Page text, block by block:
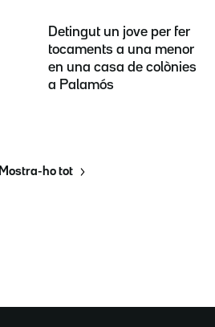
Detingut un jove per fer
tocaments a una menor
en una casa de colònies
a Palamós
Mostra-ho tot